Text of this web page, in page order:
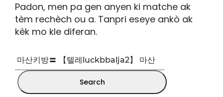
Padon, men pa gen anyen ki matche ak
tèm rechèch ou a. Tanpri eseye ankò ak
kèk mo kle diferan.
Rechèch